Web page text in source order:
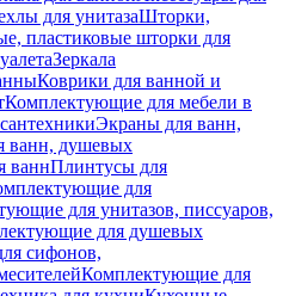
для унитазаШторки,
пластиковые шторки для
Зеркала
Коврики для ванной и
Комплектующие для мебели в
Экраны для ванн,
ванн, душевых
ваннПлинтусы для
для
для унитазов, писсуаров,
для душевых
сифонов,
Комплектующие для